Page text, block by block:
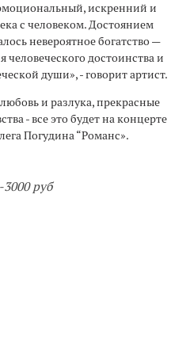
искренний и
с человеком. Достоянием
невероятное богатство —
человеческого достоинства и
души», - говорит артист.
и разлука, прекрасные
- все это будет на концерте
Погудина “Романс».
3000 руб